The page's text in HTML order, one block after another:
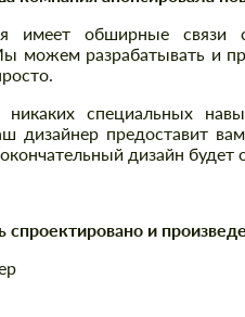
имеет обширные связи
можем разрабатывать и
специальных
дизайнер предоставит
дизайн будет
и